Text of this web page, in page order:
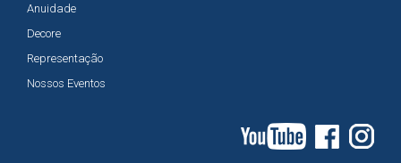
Anuidade
Decore
Representação
Nossos Eventos